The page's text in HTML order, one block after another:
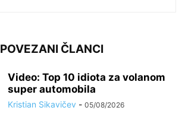
POVEZANI ČLANCI
Video: Top 10 idiota za volanom
super automobila
Kristian Sikavičev - 05/08/2026